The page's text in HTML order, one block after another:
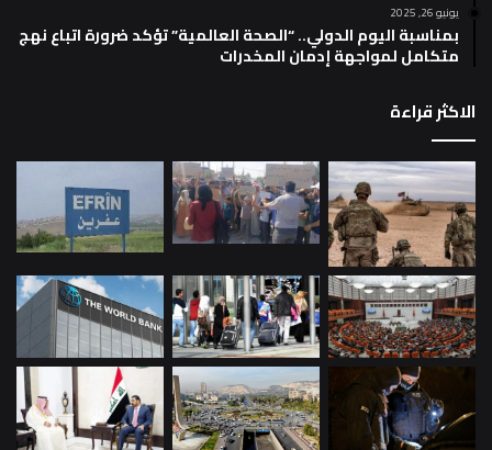
يونيو 26, 2025
بمناسبة اليوم الدولي.. “الصحة العالمية” تؤكد ضرورة اتباع نهج
متكامل لمواجهة إدمان المخدرات
الاكثر قراءة